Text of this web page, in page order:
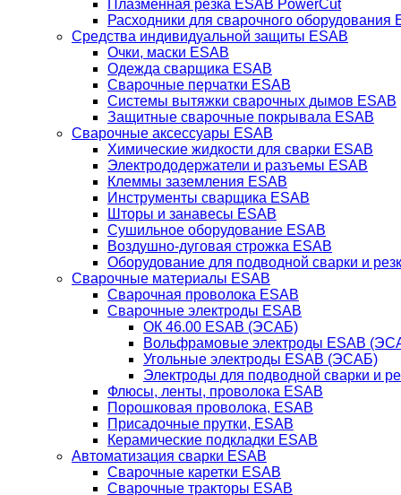
Плазменная резка ESAB PowerCut
Расходники для сварочного оборудования
Средства индивидуальной защиты ESAB
Очки, маски ESAB
Одежда сварщика ESAB
Сварочные перчатки ESAB
Системы вытяжки сварочных дымов ESAB
Защитные сварочные покрывала ESAB
Сварочные аксессуары ESAB
Химические жидкости для сварки ESAB
Электрододержатели и разъемы ESAB
Клеммы заземления ESAB
Инструменты сварщика ESAB
Шторы и занавесы ESAB
Сушильное оборудование ESAB
Воздушно-дуговая строжка ESAB
Оборудование для подводной сварки и
Сварочные материалы ESAB
Сварочная проволока ESAB
Сварочные электроды ESAB
ОК 46.00 ESAB (ЭСАБ)
Вольфрамовые электроды ESAB
Угольные электроды ESAB (ЭСАБ)
Электроды для подводной сварки и
Флюсы, ленты, проволока ESAB
Порошковая проволока, ESAB
Присадочные прутки, ESAB
Керамические подкладки ESAB
Автоматизация сварки ESAB
Сварочные каретки ESAB
Сварочные тракторы ESAB